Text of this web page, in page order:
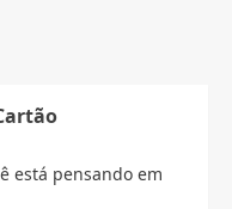
está pensando em